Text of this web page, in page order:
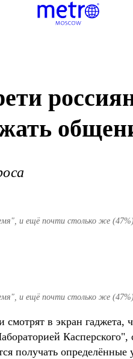
и ещё почти столько же
и ещё почти столько же
смотрят в экран
Касперского",
получать определённые